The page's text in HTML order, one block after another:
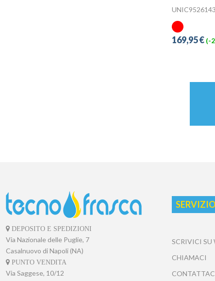
169,95 € (-
DEPOSITO E SPEDIZIONI
Via Nazionale delle Puglie, 7
Casalnuovo di Napoli (NA)
PUNTO VENDITA
Via Saggese, 10/12
SCRIVICI SU
CHIAMACI